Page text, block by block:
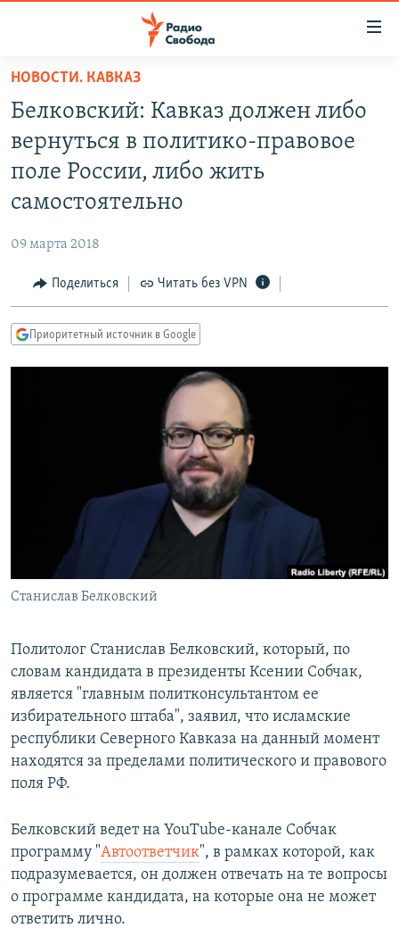
упрощенного
доступа
основному
содержанию
навигации
Вернутся
АВТОРСКИЕ ПРОЕКТЫ
КУЛЬТУРА
IDEL.РЕАЛИИ
КАВКАЗ.РЕАЛИИ
РАСПИСАНИЕ ВЕЩАНИЯ
ПОДПИШИТЕСЬ НА РАССЫЛКУ
СОЦИАЛЬНЫЕ СЕТИ
НОВОСТИ. КАВКАЗ
Белковский: Кавказ должен либо
вернуться в политико-правовое
поле России, либо жить
самостоятельно
09 марта 2018
Поделиться Читать без VPN
Приоритетный источник в Google
Станислав Белковский
Политолог Станислав Белковский, который, по
словам кандидата в президенты Ксении Собчак,
является "главным политконсультантом ее
избирательного штаба", заявил, что исламские
республики Северного Кавказа на данный момент
находятся за пределами политического и правового
поля РФ.
Белковский ведет на YouTube-канале Собчак
программу "Автоответчик", в рамках которой, как
подразумевается, он должен отвечать на те вопросы
о программе кандидата, на которые она не может
ответить лично.